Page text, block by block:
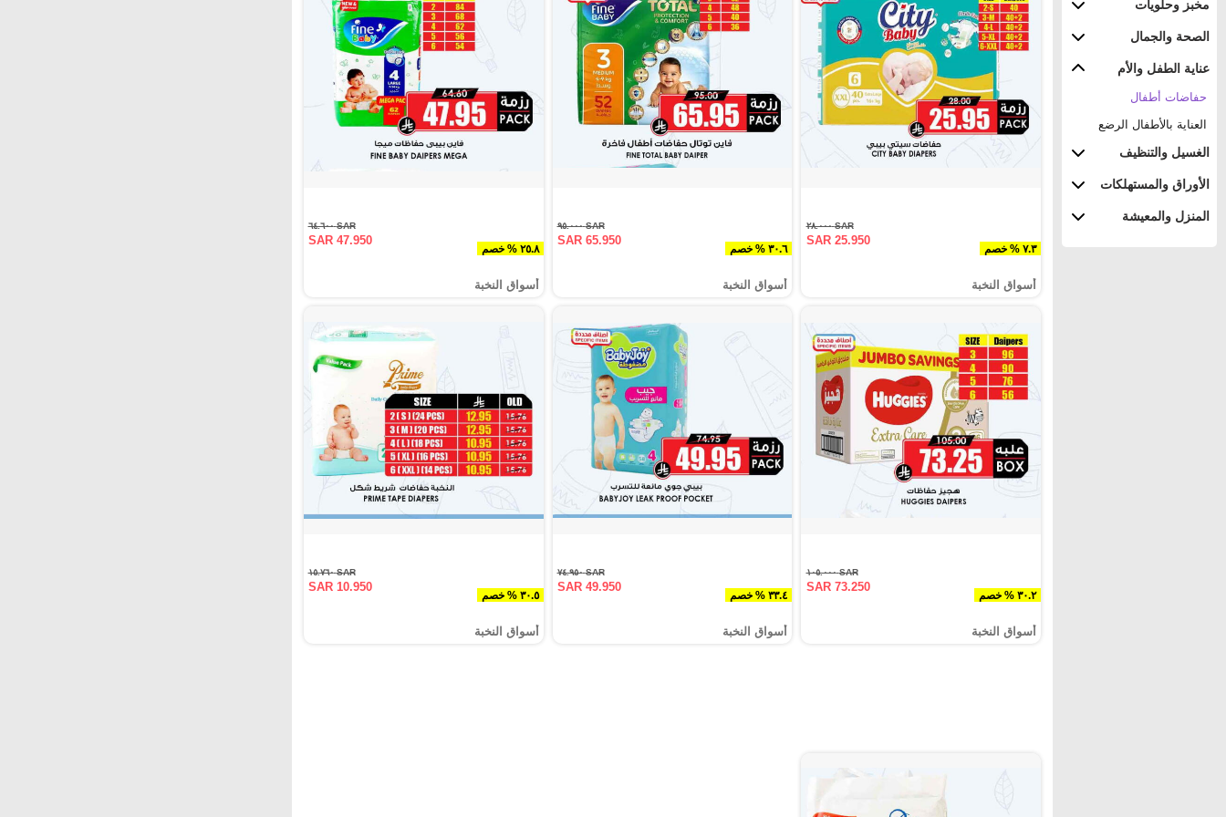
مخبز وحلويات
الصحة والجمال
عناية الطفل والأم
حفاضات أطفال
العناية بالأطفال الرضع
الغسيل والتنظيف
الأوراق والمستهلكات
المنزل والمعيشة
٧.٣ % خصم
SAR ٢٨.٠٠٠
SAR 25.950
أسواق النخبة
٣٠.٦ % خصم
SAR ٩٥.٠٠٠
SAR 65.950
أسواق النخبة
٢٥.٨ % خصم
SAR ٦٤.٦٠٠
SAR 47.950
أسواق النخبة
٣٠.٢ % خصم
SAR ١٠٥.٠٠٠
SAR 73.250
أسواق النخبة
٣٣.٤ % خصم
SAR ٧٤.٩٥٠
SAR 49.950
أسواق النخبة
٣٠.٥ % خصم
SAR ١٥.٧٦٠
SAR 10.950
أسواق النخبة